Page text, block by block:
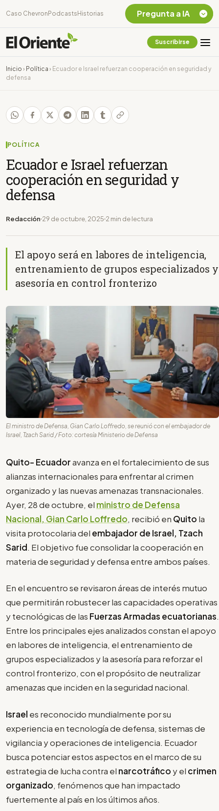
Caso Chevron Podcasts Historias
Suscribirse
Inicio › Política › Ecuador e Israel refuerzan cooperación en seguridad y
defensa
POLÍTICA
Ecuador e Israel refuerzan
cooperación en seguridad y
defensa
Redacción 29 de octubre, 2025 2 min de lectura
El apoyo será en labores de inteligencia,
entrenamiento de grupos especializados y
asesoría en control fronterizo
El ministro de Defensa, Gian Carlo Loffredo, se reunió con el embajador de
Israel, Tzach Sarid / Foto: cortesía Ministerio de Defensa
Quito- Ecuadoravanza en el fortalecimiento de sus
alianzas internacionales para enfrentar al crimen
organizado y las nuevas amenazas transnacionales.
Ayer, 28 de octubre, el ministro de Defensa
Nacional, Gian Carlo Loffredo, recibió en Quito la
visita protocolaria del embajador de Israel, Tzach
Sarid. El objetivo fue consolidar la cooperación en
materia de seguridad y defensa entre ambos países.
En el encuentro se revisaron áreas de interés mutuo
que permitirán robustecer las capacidades operativas
y tecnológicas de las Fuerzas Armadas ecuatorianas.
Entre los principales ejes analizados constan el apoyo
en labores de inteligencia, el entrenamiento de
grupos especializados y la asesoría para reforzar el
control fronterizo, con el propósito de neutralizar
amenazas que inciden en la seguridad nacional.
Israel es reconocido mundialmente por su
experiencia en tecnología de defensa, sistemas de
vigilancia y operaciones de inteligencia. Ecuador
busca potenciar estos aspectos en el marco de su
estrategia de lucha contra el narcotráfico y el crimen
organizado, fenómenos que han impactado
fuertemente al país en los últimos años.
Pregunta a IA
Chevron Ecuador